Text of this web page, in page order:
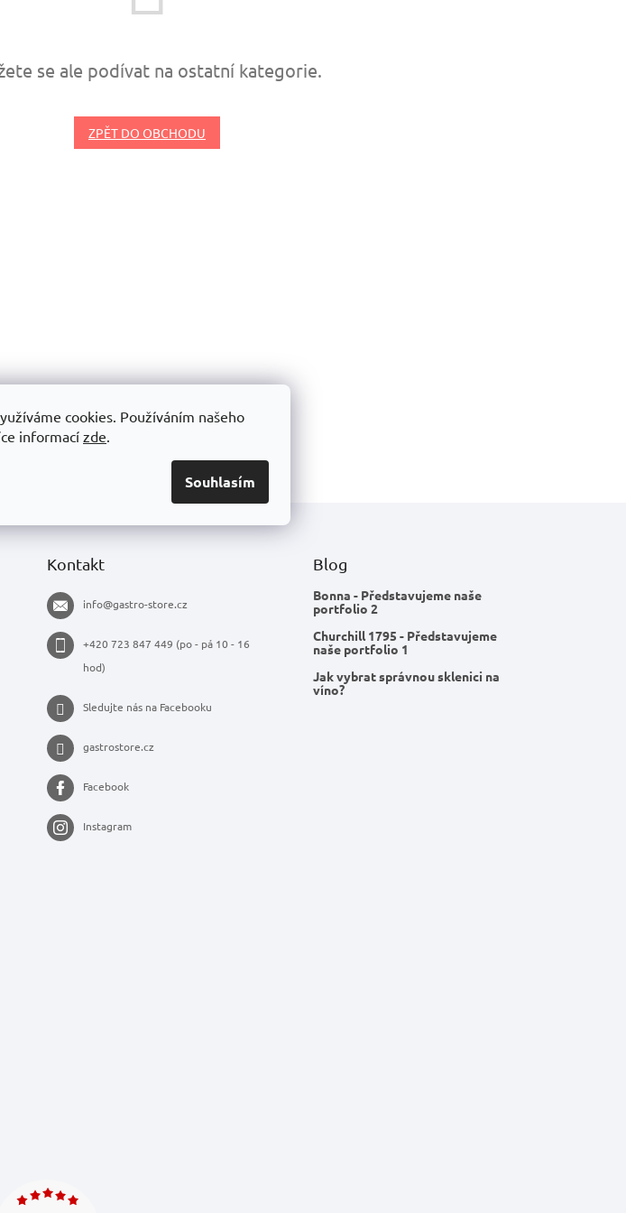
cookies. Používáním našeho
informací zde.
Souhlasím
se ale podívat na ostatní kategorie.
ZPĚT DO OBCHODU
Kontakt
info@gastro-store.cz
+420 723 847 449 (po - pá 10 - 16
hod)
Sledujte nás na Facebooku
gastrostore.cz
Facebook
Instagram
Blog
Bonna - Představujeme naše
portfolio 2
Churchill 1795 - Představujeme
naše portfolio 1
Jak vybrat správnou sklenici na
víno?